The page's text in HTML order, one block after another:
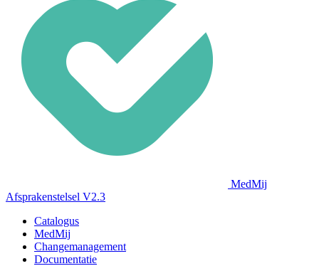
MedMij
Afsprakenstelsel V2.3
Catalogus
MedMij
Changemanagement
Documentatie